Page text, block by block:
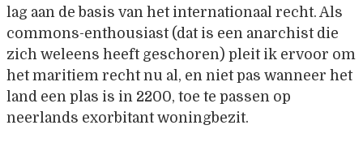
lag aan de basis van het internationaal recht. Als
commons-enthousiast (dat is een anarchist die
zich weleens heeft geschoren) pleit ik ervoor om
het maritiem recht nu al, en niet pas wanneer het
land een plas is in 2200, toe te passen op
neerlands exorbitant woningbezit.